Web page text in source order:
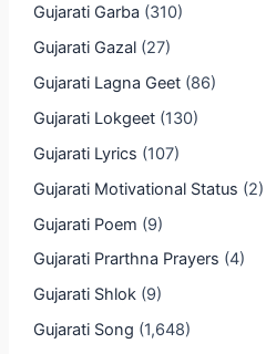
Gujarati Garba (310)
Gujarati Gazal(27)
Gujarati Lagna Geet(86)
Gujarati Lokgeet(130)
Gujarati Lyrics (107)
Gujarati Motivational Status (2)
Gujarati Poem (9)
Gujarati Prarthna Prayers (4)
Gujarati Shlok(9)
Gujarati Song (1,648)